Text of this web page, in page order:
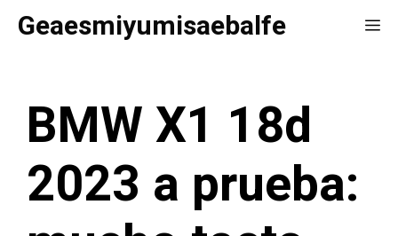
SaltarGeaesmiyumisaebalfe
BMW X1 18d
2023 a prueba: